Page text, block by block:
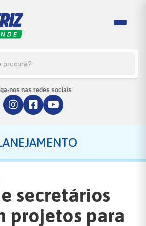
nos nas redes sociais
secretários
projetos para